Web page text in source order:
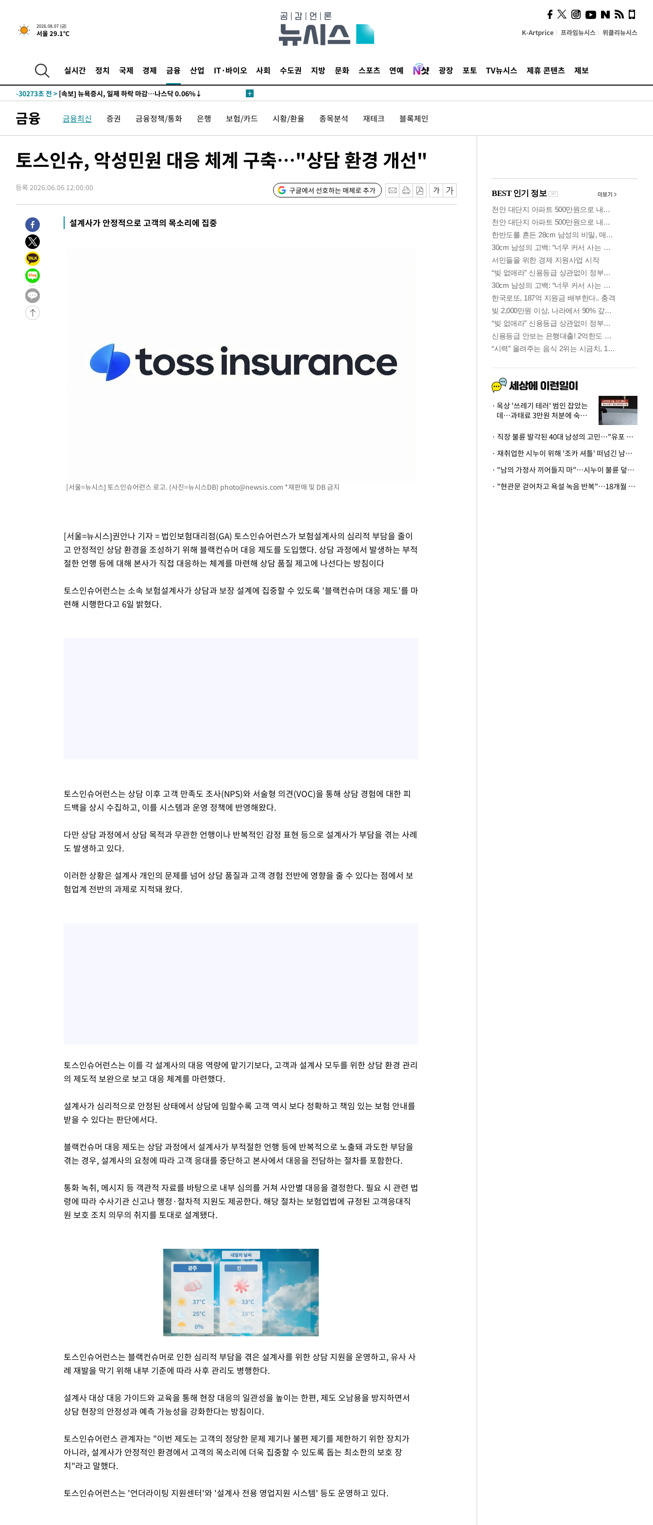
2026.08.07 (금)
서울 29.1℃ K-Artprice 프라임뉴시스 위클리뉴시스
실시간 정치 국제 경제 금융 산업 IT·바이오 사회 수도권 지방 문화 스포츠 연예 광장 포토 TV뉴시스 제휴 콘텐츠 제보
-30273초 전 > [속보] 뉴욕증시, 일제 하락 마감…나스닥 0.06%↓
금융 금융최신 증권 금융정책/통화 은행 보험/카드 시황/환율 종목분석 재테크 블록체인
토스인슈, 악성민원 대응 체계 구축…"상담 환경 개선"
등록 2026.06.06 12:00:00 구글에서 선호하는 매체로 추가
설계사가 안정적으로 고객의 목소리에 집중
[서울=뉴시스] 토스인슈어런스 로고. (사진=뉴시스DB) photo@newsis.com *재판매 및 DB 금지
[서울=뉴시스]권안나 기자 = 법인보험대리점(GA) 토스인슈어런스가 보험설계사의 심리적 부담을 줄이
고 안정적인 상담 환경을 조성하기 위해 블랙컨슈머 대응 제도를 도입했다. 상담 과정에서 발생하는 부적
절한 언행 등에 대해 본사가 직접 대응하는 체계를 마련해 상담 품질 제고에 나선다는 방침이다
토스인슈어런스는 소속 보험설계사가 상담과 보장 설계에 집중할 수 있도록 '블랙컨슈머 대응 제도'를 마
련해 시행한다고 6일 밝혔다.
토스인슈어런스는 상담 이후 고객 만족도 조사(NPS)와 서술형 의견(VOC)을 통해 상담 경험에 대한 피
드백을 상시 수집하고, 이를 시스템과 운영 정책에 반영해왔다.
다만 상담 과정에서 상담 목적과 무관한 언행이나 반복적인 감정 표현 등으로 설계사가 부담을 겪는 사례
도 발생하고 있다.
이러한 상황은 설계사 개인의 문제를 넘어 상담 품질과 고객 경험 전반에 영향을 줄 수 있다는 점에서 보
험업계 전반의 과제로 지적돼 왔다.
토스인슈어런스는 이를 각 설계사의 대응 역량에 맡기기보다, 고객과 설계사 모두를 위한 상담 환경 관리
의 제도적 보완으로 보고 대응 체계를 마련했다.
설계사가 심리적으로 안정된 상태에서 상담에 임할수록 고객 역시 보다 정확하고 책임 있는 보험 안내를
받을 수 있다는 판단에서다.
블랙컨슈머 대응 제도는 상담 과정에서 설계사가 부적절한 언행 등에 반복적으로 노출돼 과도한 부담을
겪는 경우, 설계사의 요청에 따라 고객 응대를 중단하고 본사에서 대응을 전담하는 절차를 포함한다.
통화 녹취, 메시지 등 객관적 자료를 바탕으로 내부 심의를 거쳐 사안별 대응을 결정한다. 필요 시 관련 법
령에 따라 수사기관 신고나 행정·절차적 지원도 제공한다. 해당 절차는 보험업법에 규정된 고객응대직
원 보호 조치 의무의 취지를 토대로 설계됐다.
토스인슈어런스는 블랙컨슈머로 인한 심리적 부담을 겪은 설계사를 위한 상담 지원을 운영하고, 유사 사
례 재발을 막기 위해 내부 기준에 따라 사후 관리도 병행한다.
설계사 대상 대응 가이드와 교육을 통해 현장 대응의 일관성을 높이는 한편, 제도 오남용을 방지하면서
상담 현장의 안정성과 예측 가능성을 강화한다는 방침이다.
토스인슈어런스 관계자는 "이번 제도는 고객의 정당한 문제 제기나 불편 제기를 제한하기 위한 장치가
아니라, 설계사가 안정적인 환경에서 고객의 목소리에 더욱 집중할 수 있도록 돕는 최소한의 보호 장
치"라고 말했다.
토스인슈어런스는 '언더라이팅 지원센터'와 '설계사 전용 영업지원 시스템' 등도 운영하고 있다.
의견, 국토부·LH에 충실히
전달할 것"
옥상 '쓰레기 테러' 범인 잡았는
데…과태료 3만원 처분에 숙박업
· 직장 불륜 발각된 40대 남성의 고민…"유포 동료 명예훼손·협박죄 고소 가능할까"
· 재취업한 시누이 위해 '조카 셔틀' 떠넘긴 남편…아내 "난 못한다"
· "남의 가정사 끼어들지 마"…시누이 불륜 덮으려는 남편에 억울한 아내
· "현관문 걷어차고 욕설 녹음 반복"…18개월 아기 키우는 집 뒤흔든 '앞집의 비극'